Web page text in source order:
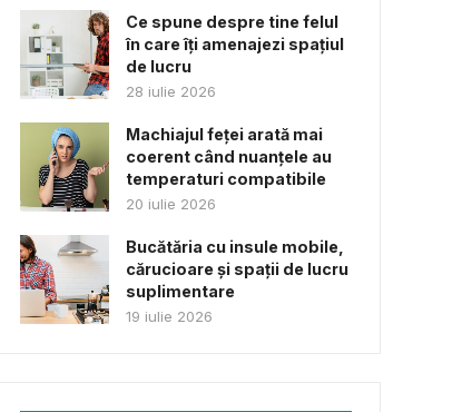
Ce spune despre tine felul
în care îți amenajezi spațiul
de lucru
28 iulie 2026
Machiajul feței arată mai
coerent când nuanțele au
temperaturi compatibile
20 iulie 2026
Bucătăria cu insule mobile,
cărucioare și spații de lucru
suplimentare
19 iulie 2026